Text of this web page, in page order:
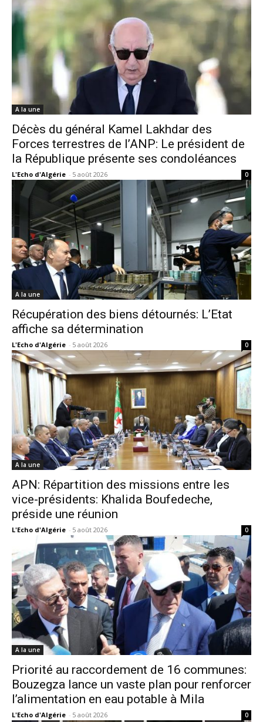
A la une
Décès du général Kamel Lakhdar des
Forces terrestres de l’ANP: Le président de
la République présente ses condoléances
L'Echo d'Algérie - 5 août 2026 0
A la une
Récupération des biens détournés: L’Etat
affiche sa détermination
L'Echo d'Algérie - 5 août 2026 0
A la une
APN: Répartition des missions entre les
vice-présidents: Khalida Boufedeche,
préside une réunion
L'Echo d'Algérie - 5 août 2026 0
A la une
Priorité au raccordement de 16 communes:
Bouzegza lance un vaste plan pour renforcer
l’alimentation en eau potable à Mila
L'Echo d'Algérie - 5 août 2026 0